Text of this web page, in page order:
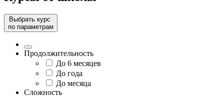
Выбрать курс
по параметрам
Продолжительность
До 6 месяцев
До года
До месяца
Сложность